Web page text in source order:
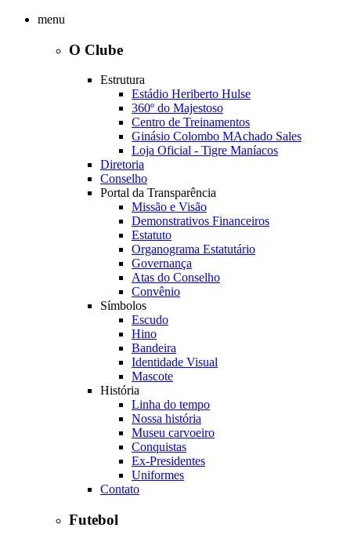
menu
O Clube
Estrutura
Estádio Heriberto Hulse
360º do Majestoso
Centro de Treinamentos
Ginásio Colombo MAchado Sales
Loja Oficial - Tigre Maníacos
Diretoria
Conselho
Portal da Transparência
Missão e Visão
Demonstrativos Financeiros
Estatuto
Organograma Estatutário
Governança
Atas do Conselho
Convênio
Símbolos
Escudo
Hino
Bandeira
Identidade Visual
Mascote
História
Linha do tempo
Nossa história
Museu carvoeiro
Conquistas
Ex-Presidentes
Uniformes
Contato
Futebol